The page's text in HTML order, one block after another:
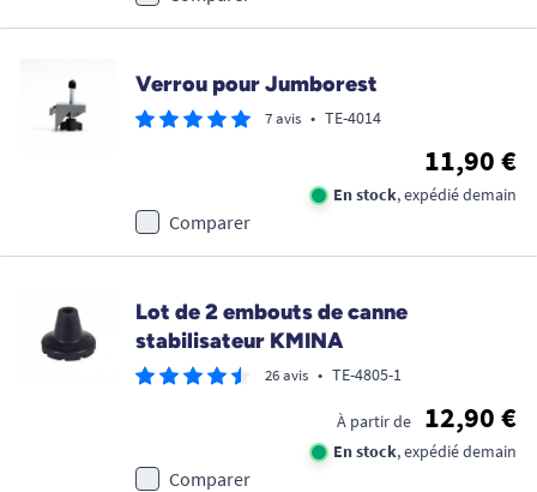
Verrou pour Jumborest
7 avis • TE-4014
11,90 €
En stock, expédié demain
Comparer
Lot de 2 embouts de canne
stabilisateur KMINA
26 avis • TE-4805-1
À partir de 12,90 €
En stock, expédié demain
Comparer